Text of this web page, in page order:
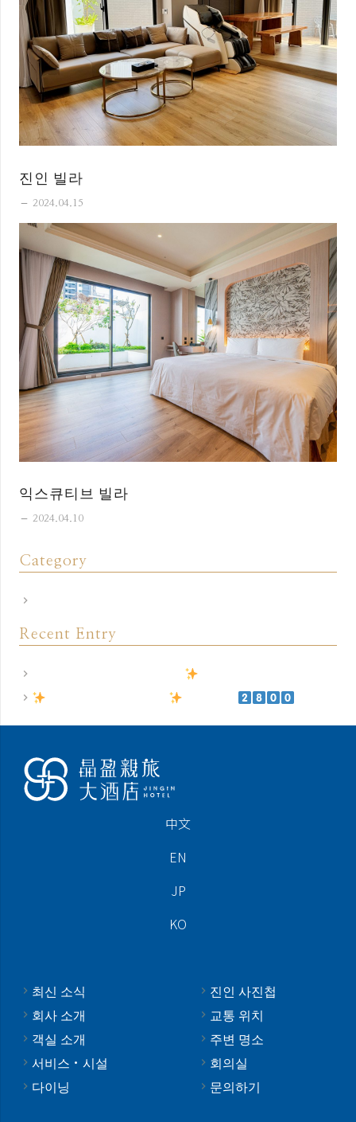
진인 빌라
remove 2024.04.15
익스큐티브 빌라
remove 2024.04.10
Category
Recent Entry
中文
EN
JP
KO
최신 소식
회사 소개
객실 소개
서비스·시설
다이닝
진인 사진첩
교통 위치
주변 명소
회의실
문의하기